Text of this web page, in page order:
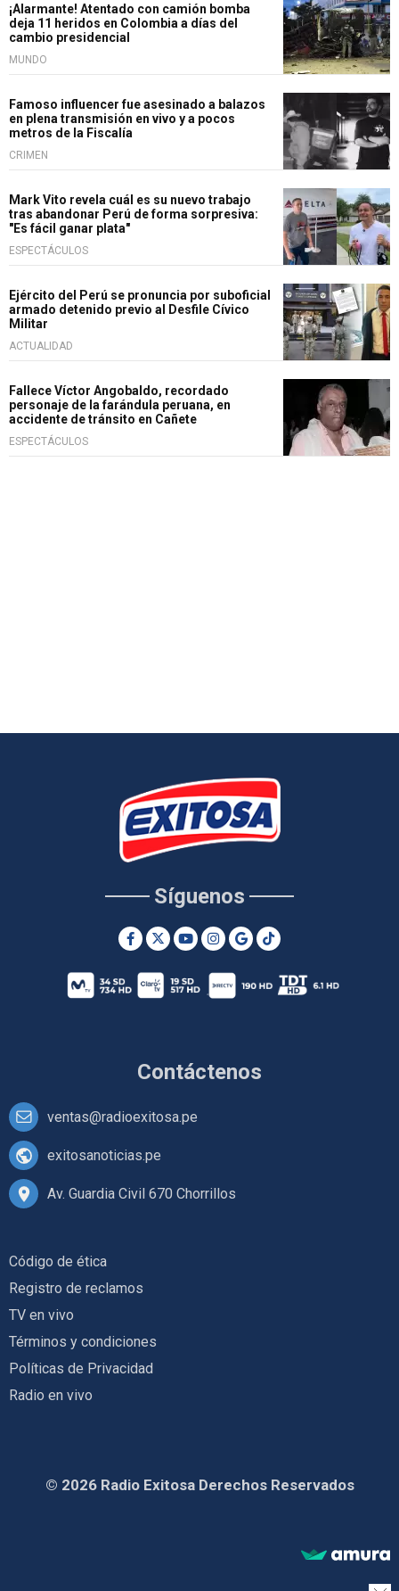
¡Alarmante! Atentado con camión bomba
deja 11 heridos en Colombia a días del
cambio presidencial
MUNDO
Famoso influencer fue asesinado a balazos
en plena transmisión en vivo y a pocos
metros de la Fiscalía
CRIMEN
Mark Vito revela cuál es su nuevo trabajo
tras abandonar Perú de forma sorpresiva:
"Es fácil ganar plata"
ESPECTÁCULOS
Ejército del Perú se pronuncia por suboficial
armado detenido previo al Desfile Cívico
Militar
ACTUALIDAD
Fallece Víctor Angobaldo, recordado
personaje de la farándula peruana, en
accidente de tránsito en Cañete
ESPECTÁCULOS
Contáctenos
ventas@radioexitosa.pe
exitosanoticias.pe
Av. Guardia Civil 670 Chorrillos
Síguenos
Código de ética
Registro de reclamos
TV en vivo
Términos y condiciones
Políticas de Privacidad
Radio en vivo
© 2026 Radio Exitosa Derechos Reservados